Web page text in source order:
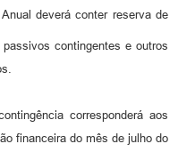
deverá conter reserva de
contingentes e outros
corresponderá aos
financeira do mês de julho do